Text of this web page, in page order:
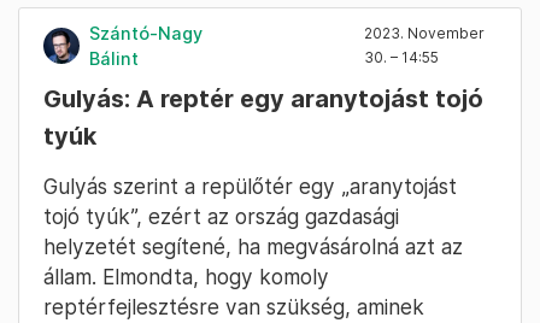
Szántó-Nagy
Bálint
2023. November
30. – 14:55
Gulyás: A reptér egy aranytojást tojó
tyúk
Gulyás szerint a repülőtér egy „aranytojást
tojó tyúk”, ezért az ország gazdasági
helyzetét segítené, ha megvásárolná azt az
állam. Elmondta, hogy komoly
reptérfejlesztésre van szükség, aminek